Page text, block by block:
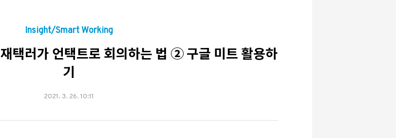
Insight/Smart Working
택러가 언택트로 회의하는 법 ② 구글 미트 활용하
기
2021. 3. 26. 10:11